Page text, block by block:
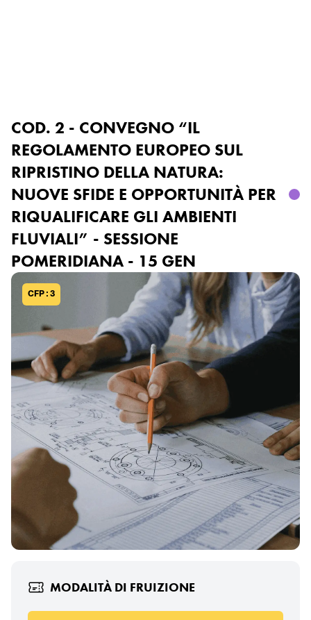
COD. 2 - CONVEGNO “IL
REGOLAMENTO EUROPEO SUL
RIPRISTINO DELLA NATURA:
NUOVE SFIDE E OPPORTUNITÀ PER
RIQUALIFICARE GLI AMBIENTI
FLUVIALI” - SESSIONE
POMERIDIANA - 15 GEN
CFP : 3
MODALITÀ DI FRUIZIONE